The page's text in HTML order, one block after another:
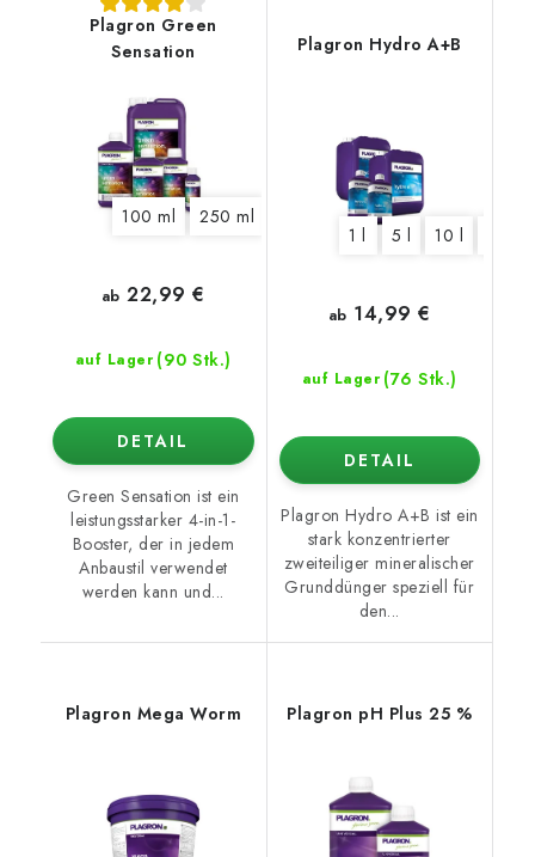
Plagron Green
Sensation
100 ml 250 ml 1 l 5 l
auf Lager (90 Stk.)
ab 22,99 €
DETAIL
Green Sensation ist ein
leistungsstarker 4-in-1-
Booster, der in jedem
Anbaustil verwendet
werden kann und...
Plagron Hydro A+B
1 l 5 l 10 l
auf Lager (76 Stk.)
ab 14,99 €
DETAIL
Plagron Hydro A+B ist ein
stark konzentrierter
zweiteiliger mineralischer
Grunddünger speziell für
den...
Plagron Mega Worm Plagron pH Plus 25 %